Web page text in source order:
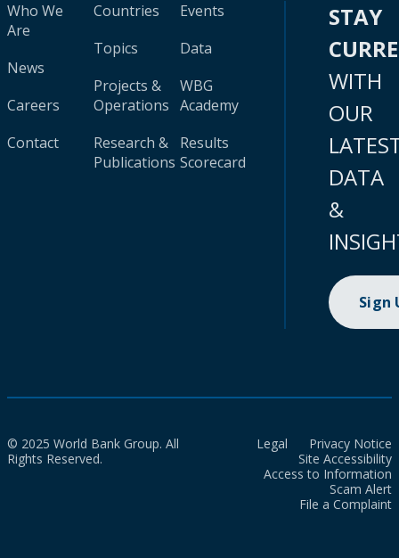
Who We
Are
News
Careers
Contact
Countries
Topics
Projects &
Operations
Research &
Publications
Events
Data
WBG
Academy
Results
Scorecard
STAY
WITH
OUR
DATA
&
Sign
© 2025 World Bank Group. All
Rights Reserved.
Legal
Privacy Notice
Site Accessibility
Access to Information
Scam Alert
File a Complaint